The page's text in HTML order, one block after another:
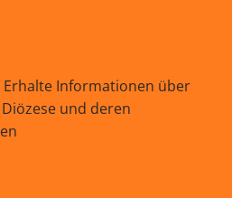
Erhalte Informationen über
und deren